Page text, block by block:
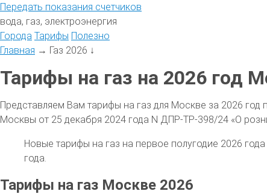
Передать показания счетчиков
вода, газ, электроэнергия
Города Тарифы Полезно
Главная → Газ 2026 ↓
Тарифы на газ на 2026 год
Представляем Вам тарифы на газ для Москве за 2026
Москвы от 25 декабря 2024 года N ДПР-ТР-398/24 «О
Новые тарифы на газ на первое полугодие 2026
года.
Тарифы на газ Москве 2026